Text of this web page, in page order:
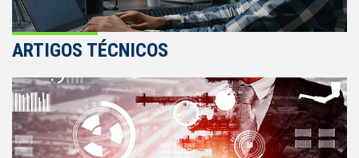
ARTIGOS TÉCNICOS